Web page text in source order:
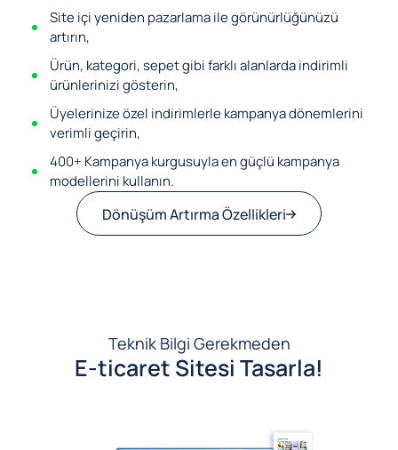
Site içi yeniden pazarlama ile görünürlüğünüzü
artırın,
Ürün, kategori, sepet gibi farklı alanlarda indirimli
ürünlerinizi gösterin,
Üyelerinize özel indirimlerle kampanya dönemlerini
verimli geçirin,
400+ Kampanya kurgusuyla en güçlü kampanya
modellerini kullanın.
Dönüşüm Artırma Özellikleri
Teknik Bilgi Gerekmeden
E-ticaret Sitesi Tasarla!